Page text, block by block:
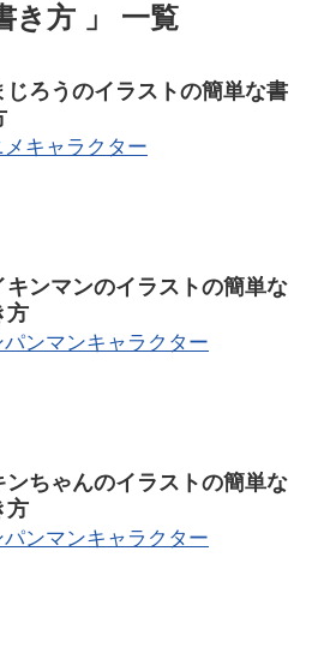
き方 」 一覧
じろうのイラストの簡単な書
メキャラクター
キンマンのイラストの簡単な
方
パンマンキャラクター
ンちゃんのイラストの簡単な
方
パンマンキャラクター